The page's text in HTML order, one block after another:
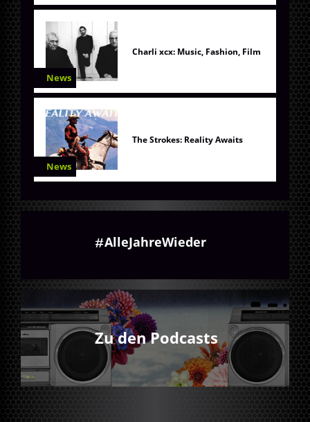
News
Charli xcx: Music, Fashion, Film
News
The Strokes: Reality Awaits
AlleJahreWieder
Zu den Podcasts